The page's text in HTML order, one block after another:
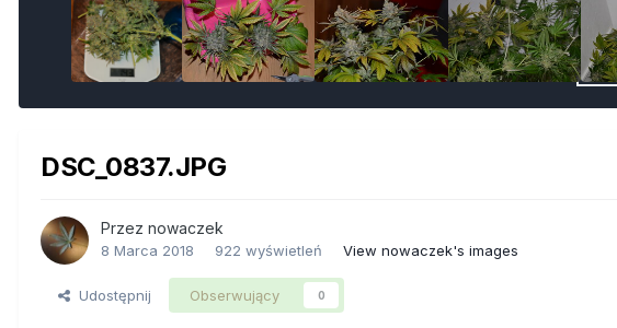
DSC_0837.JPG
Przez nowaczek
8 Marca 2018 922 wyświetleń View nowaczek's images
Udostępnij Obserwujący 0